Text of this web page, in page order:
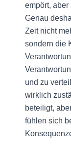
empört,
Genau
Zeit nicht
sondern die
und zu
wirklich
beteiligt,
fühlen sich